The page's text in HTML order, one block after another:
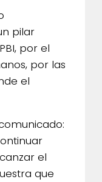
pilar
por el
por las
el
el
que